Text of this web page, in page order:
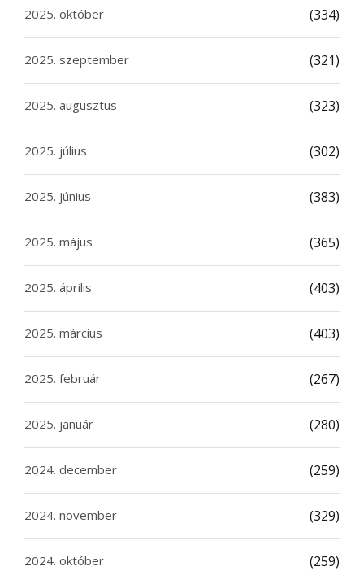
2025. október (334)
2025. szeptember (321)
2025. augusztus (323)
2025. július (302)
2025. június (383)
2025. május (365)
2025. április (403)
2025. március (403)
2025. február (267)
2025. január (280)
2024. december (259)
2024. november (329)
2024. október (259)